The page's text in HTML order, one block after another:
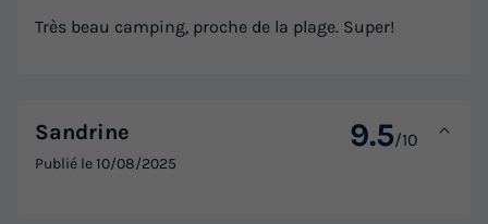
Très beau camping, proche de la plage. Super!
Sandrine 9.5/10
Publié le10/08/2025